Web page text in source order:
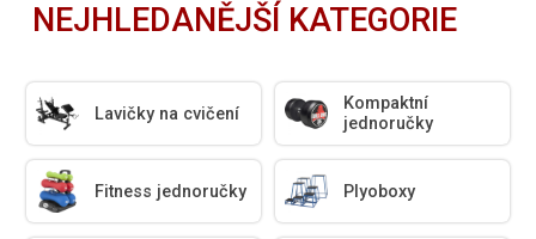
NEJHLEDANĚJŠÍ KATEGORIE
Lavičky na cvičení
Kompaktní
jednoručky
Fitness jednoručky Plyoboxy